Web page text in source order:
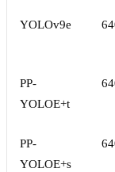
YOLOv9e
PP-
YOLOE+t
PP-
YOLOE+s